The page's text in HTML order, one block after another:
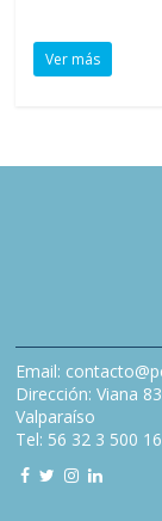
Ver más
Email:
Dirección: Viana
Valparaíso
Tel: 56 32 3 500